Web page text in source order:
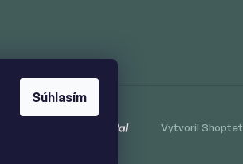
Súhlasím
Vytvoril Shoptet